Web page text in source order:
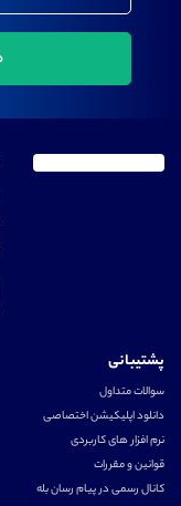
پشتیبانی
سوالات متداول
دانلود اپلیکیشن اختصاصی
نرم افزار های کاربردی
قوانین و مقررات
کانال رسمی در پیام رسان بله